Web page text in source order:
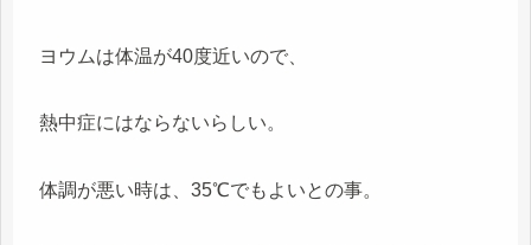
ヨウムは体温が40度近いので、
熱中症にはならないらしい。
体調が悪い時は、35℃でもよいとの事。